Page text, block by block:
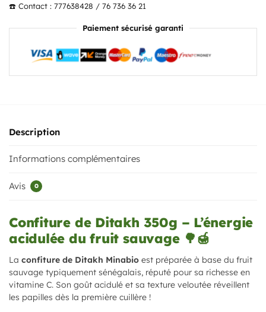
☎️ Contact : 777638428 / 76 736 36 21
Paiement sécurisé garanti
Description
Informations complémentaires
Avis 0
Confiture de Ditakh 350g – L’énergie
acidulée du fruit sauvage 🌳🍯
La confiture de Ditakh Minabio est préparée à base du fruit
sauvage typiquement sénégalais, réputé pour sa richesse en
vitamine C. Son goût acidulé et sa texture veloutée réveillent
les papilles dès la première cuillère !